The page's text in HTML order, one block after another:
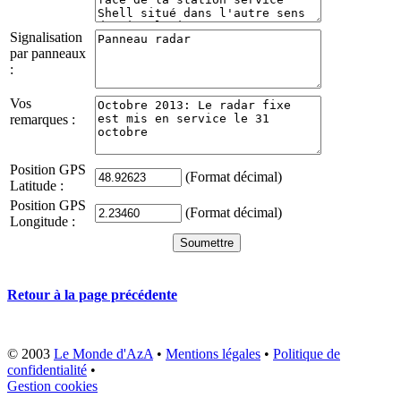
Signalisation
par panneaux
:
Vos
remarques :
Position GPS
Latitude :
(Format décimal)
Position GPS
Longitude :
(Format décimal)
Retour à la page précédente
© 2003 Le Monde d'AzA • Mentions légales • Politique de
confidentialité •
Gestion cookies